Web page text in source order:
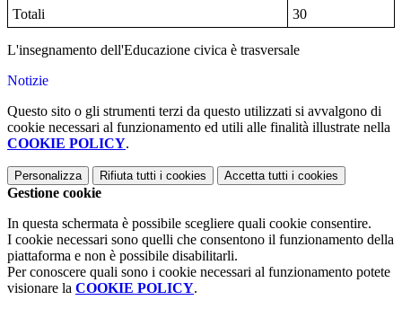
Totali 30
L'insegnamento dell'Educazione civica è trasversale
Notizie
Questo sito o gli strumenti terzi da questo utilizzati si avvalgono di
cookie necessari al funzionamento ed utili alle finalità illustrate nella
COOKIE POLICY.
Personalizza Rifiuta tutti i cookies Accetta tutti i cookies
Gestione cookie
In questa schermata è possibile scegliere quali cookie consentire.
I cookie necessari sono quelli che consentono il funzionamento della
piattaforma e non è possibile disabilitarli.
Per conoscere quali sono i cookie necessari al funzionamento potete
visionare la COOKIE POLICY.